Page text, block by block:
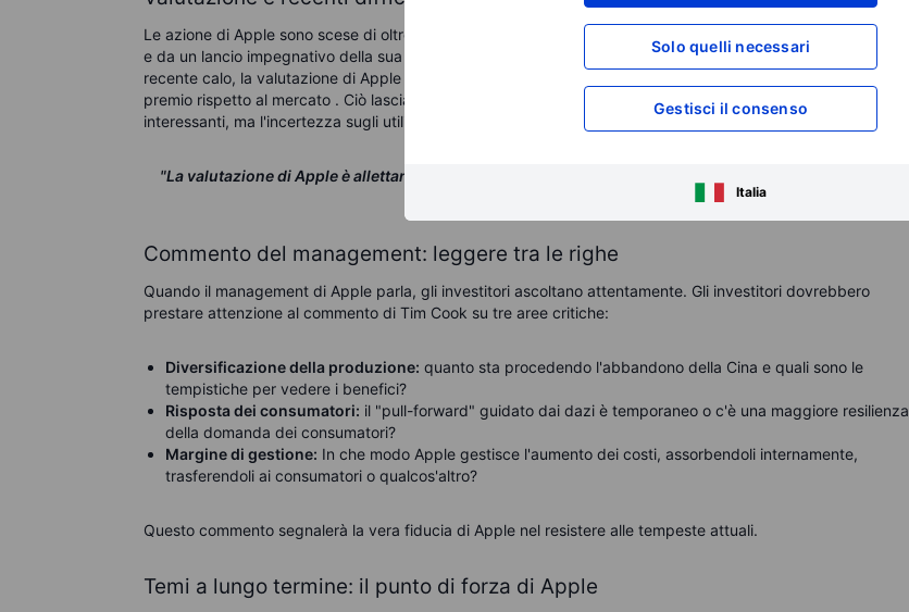
Solo quelli necessari
Gestisci il consenso
Italia
Le azione di Apple sono scese di oltre il 6% nell'ultimo mese, colte da una tempesta perfetta di timori tariffari
e da un lancio impegnativo della sua tanto pubblicizzata piattaforma "Apple Intelligence". Nonostante il
recente calo, la valutazione di Apple rimane ancora elevata rispetto agli standard storici, scambiando a un
premio rispetto al mercato . Ciò lascia gli investitori in una posizione difficile: le valutazioni sono diventate più
interessanti, ma l'incertezza sugli utili futuri rende consigliabile la prudenza.
"La valutazione di Apple è allettante, ma ci sono ancora molte domande senza risposta sui guadagni
Commento del management: leggere tra le righe
Quando il management di Apple parla, gli investitori ascoltano attentamente. Gli investitori dovrebbero
prestare attenzione al commento di Tim Cook su tre aree critiche:
Diversificazione della produzione: quanto sta procedendo l'abbandono della Cina e quali sono le
tempistiche per vedere i benefici?
Risposta dei consumatori: il "pull-forward" guidato dai dazi è temporaneo o c'è una maggiore resilienza
della domanda dei consumatori?
Margine di gestione: In che modo Apple gestisce l'aumento dei costi, assorbendoli internamente,
trasferendoli ai consumatori o qualcos'altro?
Questo commento segnalerà la vera fiducia di Apple nel resistere alle tempeste attuali.
Temi a lungo termine: il punto di forza di Apple